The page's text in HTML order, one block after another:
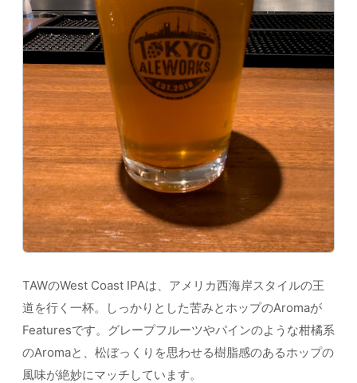
TAWのWest Coast IPAは、アメリカ西海岸スタイルの王
道を行く一杯。しっかりとした苦みとホップのAromaが
Featuresです。グレープフルーツやパインのような柑橘系
のAromaと、松ぼっくりを思わせる樹脂感のあるホップの
風味が絶妙にマッチしています。